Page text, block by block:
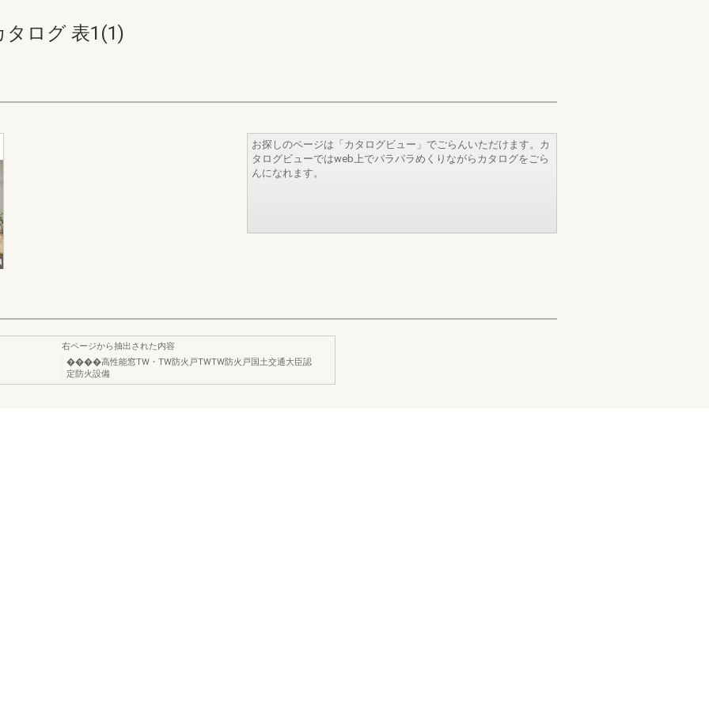
タログ 表1(1)
お探しのページは「カタログビュー」でごらんいただけます。カ
タログビューではweb上でパラパラめくりながらカタログをごら
んになれます。
右ページから抽出された内容
����高性能窓TW・TW防火戸TWTW防火戸国土交通大臣認
定防火設備